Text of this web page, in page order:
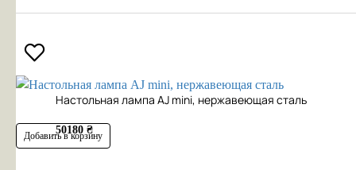
Настольная лампа AJ mini, нержавеющая сталь
50180 ₴
Добавить в корзину